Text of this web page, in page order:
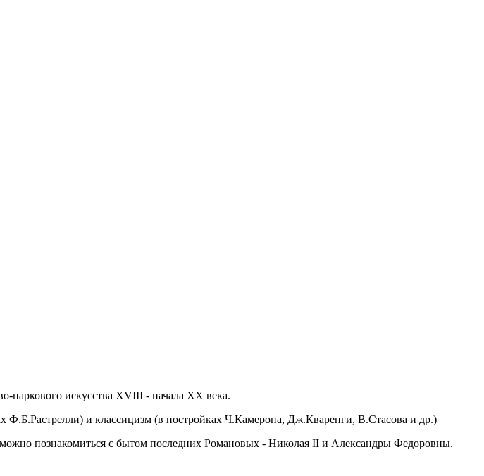
паркового искусства XVIII - начала ХХ века.
Ф.Б.Растрелли) и классицизм (в постройках Ч.Камерона, Дж.Кваренги, В.Стасова и др.)
познакомиться с бытом последних Романовых - Николая II и Александры Федоровны.